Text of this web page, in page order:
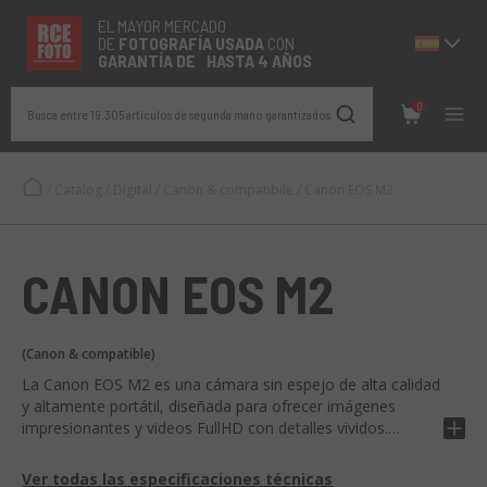
EL MAYOR MERCADO
DE FOTOGRAFÍA USADA CON
GARANTÍA DE HASTA 4 AÑOS
Busca entre 19.305 artículos de segunda mano garantizados
0
CANON EOS M2
(Canon & compatible)
La Canon EOS M2 es una cámara sin espejo de alta calidad
y altamente portátil, diseñada para ofrecer imágenes
impresionantes y videos FullHD con detalles vividos.
Equipada con un sensor APS-C de 18 MP, un sistema de
Ver todas las especificaciones técnicas